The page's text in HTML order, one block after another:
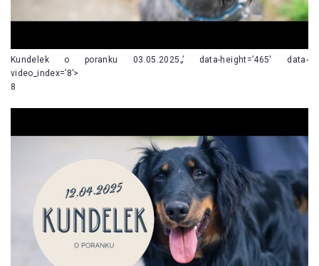
Kundelek o poranku 03.05.2025„’ data-height=’465′ data-
video_index=’8’>
8